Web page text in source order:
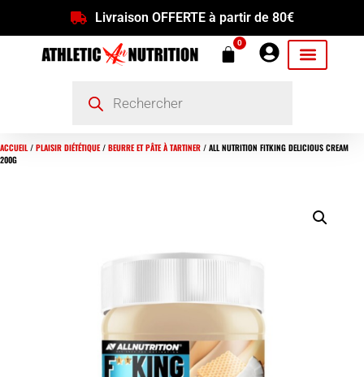
Livraison OFFERTE à partir de 80€
0
ACCUEIL/ PLAISIR DIÉTÉTIQUE/ BEURRE ET PÂTE À TARTINER / ALL NUTRITION FITKING DELICIOUS CREAM
200G